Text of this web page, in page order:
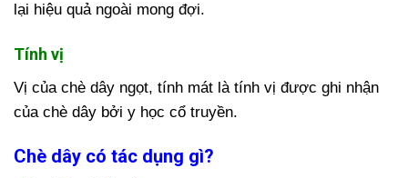
lại hiệu quả ngoài mong đợi.
Tính vị
Vị của chè dây ngọt, tính mát là tính vị được ghi nhận
của chè dây bởi y học cổ truyền.
Chè dây có tác dụng gì?